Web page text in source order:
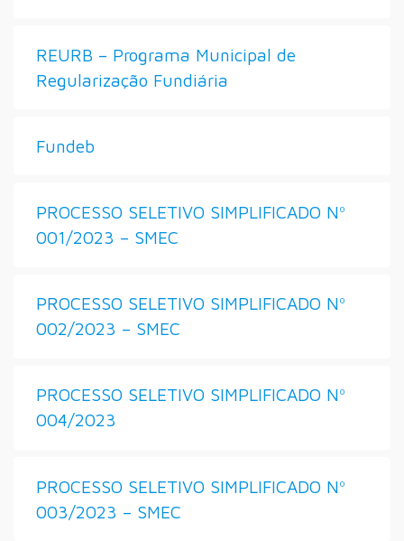
REURB – Programa Municipal de
Regularização Fundiária
Fundeb
PROCESSO SELETIVO SIMPLIFICADO Nº
001/2023 – SMEC
PROCESSO SELETIVO SIMPLIFICADO Nº
002/2023 – SMEC
PROCESSO SELETIVO SIMPLIFICADO Nº
004/2023
PROCESSO SELETIVO SIMPLIFICADO Nº
003/2023 – SMEC